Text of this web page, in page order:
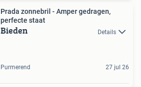
Prada zonnebril - Amper gedragen,
perfecte staat
Bieden Details
Purmerend 27 jul 26